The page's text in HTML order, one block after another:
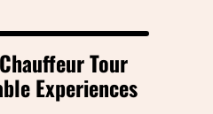
Tour
Experiences